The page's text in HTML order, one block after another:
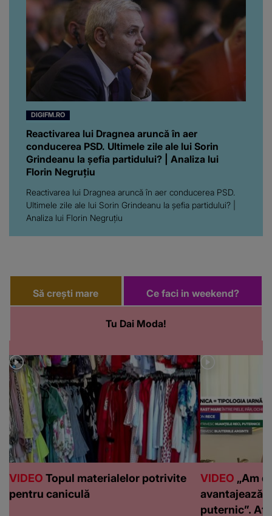
DIGIFM.RO
Reactivarea lui Dragnea aruncă în aer
conducerea PSD. Ultimele zile ale lui Sorin
Grindeanu la șefia partidului? | Analiza lui
Florin Negruțiu
Reactivarea lui Dragnea aruncă în aer conducerea PSD.
Ultimele zile ale lui Sorin Grindeanu la șefia partidului? |
Analiza lui Florin Negruțiu
Să crești mare
Tu Dai Moda!
Ce faci in weekend?
VIDEO Topul materialelor potrivite
pentru caniculă
VIDEO „Am
avantajează
puternic”.